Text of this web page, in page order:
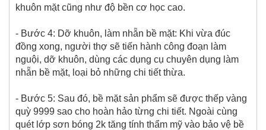
khuôn mặt cũng như độ bền cơ học cao.
- Bước 4: Dỡ khuôn, làm nhẵn bề mặt: Khi vừa đúc
đồng xong, người thợ sẽ tiến hành công đoạn làm
nguội, dỡ khuôn, dùng các dụng cụ chuyên dụng làm
nhẵn bề mặt, loại bỏ những chi tiết thừa.
- Bước 5: Sau đó, bề mặt sản phẩm sẽ được thếp vàng
quỳ 9999 sao cho hoàn hảo từng chi tiết. Ngoài cùng
quét lớp sơn bóng 2k tăng tính thẩm mỹ vào bảo vệ bề